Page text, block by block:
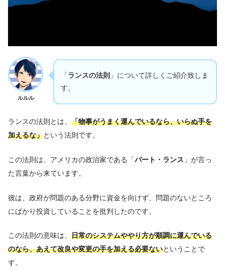
ルルル
「 ランスの法則 」について詳しくご紹介致しま
す。
ランスの法則とは、 「物事がうまく運んでいるなら、いらぬ手を
加えるな」という法則です。
この法則は、アメリカの政治家である「バート・ランス 」が言っ
た言葉から来ています。
彼は、政府が問題のある分野に資金を向けず、問題のないところ
にばかり投資していることを批判したのです。
この法則の意味は、 日常のシステムややり方が順調に運んでいる
のなら、あえて改良や変更の手を加える必要ないということで
す。